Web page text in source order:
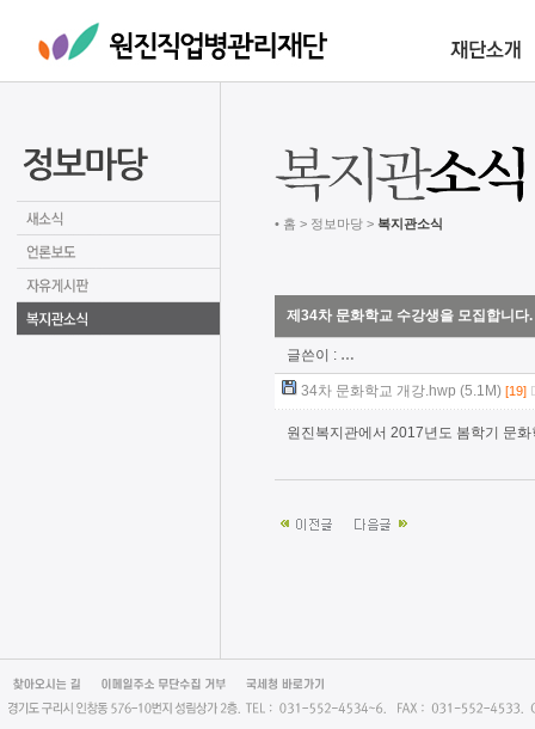
• 홈 > 정보마당 > 복지관소식
제34차 문화학교 수강생을 모집합니다.
글쓴이 : …
34차 문화학교 개강.hwp (5.1M) [19]
원진복지관에서 2017년도 봄학기 문